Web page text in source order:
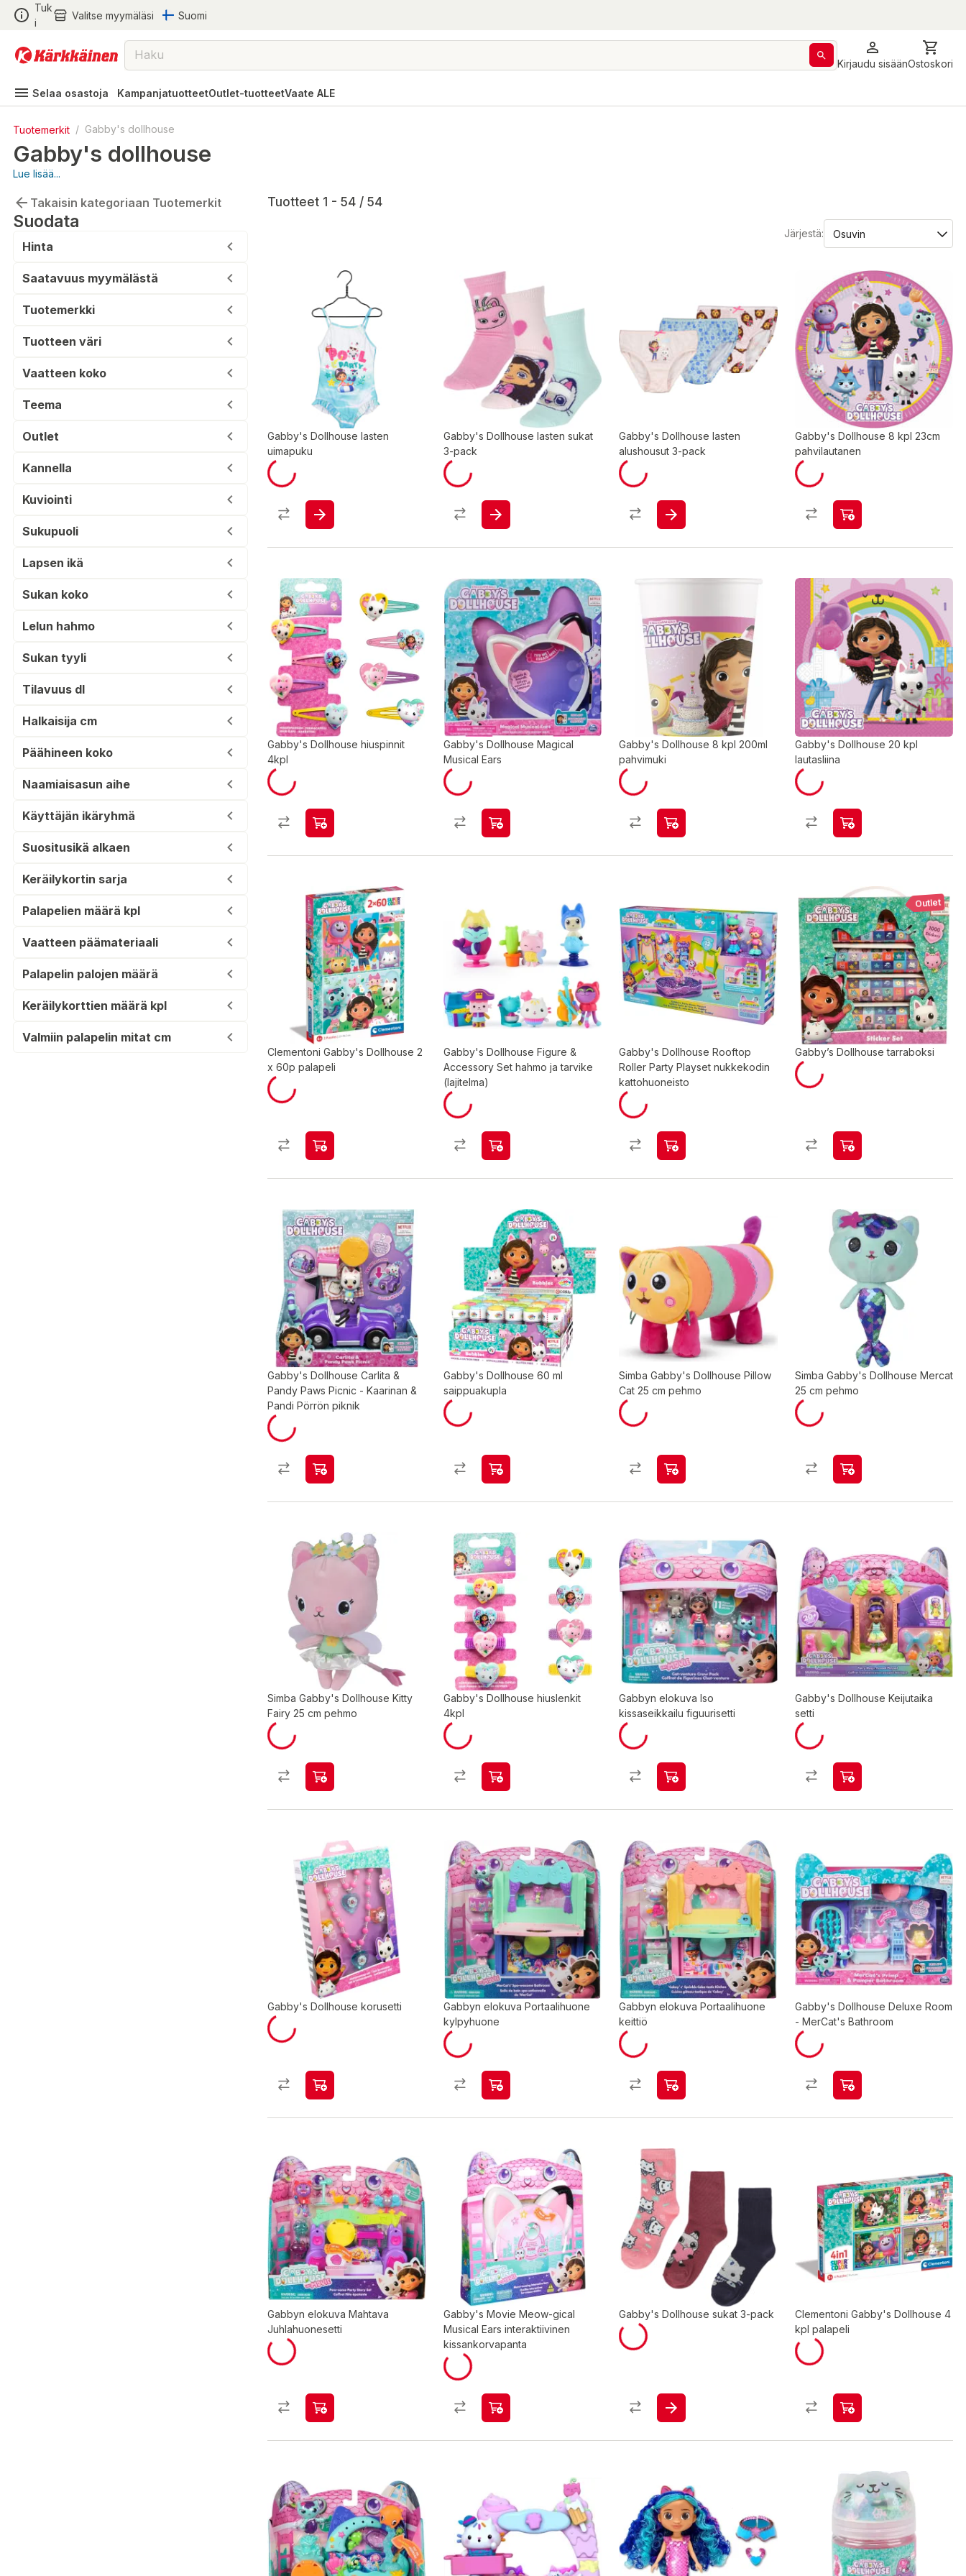
Tuk
i
Valitse myymäläsi Suomi
Kirjaudu sisäänOstoskori
Selaa osastoja KampanjatuotteetOutlet-tuotteetVaate ALE
Tuotemerkit / Gabby's dollhouse
Gabby's dollhouse
Lue lisää...
Takaisin kategoriaan Tuotemerkit
Suodata
Hinta
Saatavuus myymälästä
Tuotemerkki
Tuotteen väri
Vaatteen koko
Teema
Outlet
Kannella
Kuviointi
Sukupuoli
Lapsen ikä
Sukan koko
Lelun hahmo
Sukan tyyli
Tilavuus dl
Halkaisija cm
Päähineen koko
Naamiaisasun aihe
Käyttäjän ikäryhmä
Suositusikä alkaen
Keräilykortin sarja
Palapelien määrä kpl
Vaatteen päämateriaali
Palapelin palojen määrä
Keräilykorttien määrä kpl
Valmiin palapelin mitat cm
Tuotteet 1 - 54 / 54
Järjestä:
Gabby's Dollhouse lasten
uimapuku
Gabby's Dollhouse lasten sukat
3-pack
Gabby's Dollhouse lasten
alushousut 3-pack
Gabby's Dollhouse 8 kpl 23cm
pahvilautanen
Gabby's Dollhouse hiuspinnit
4kpl
Gabby's Dollhouse Magical
Musical Ears
Gabby's Dollhouse 8 kpl 200ml
pahvimuki
Gabby's Dollhouse 20 kpl
lautasliina
Clementoni Gabby's Dollhouse 2
x 60p palapeli
Gabby's Dollhouse Figure &
Accessory Set hahmo ja tarvike
(lajitelma)
Gabby's Dollhouse Rooftop
Roller Party Playset nukkekodin
kattohuoneisto
Outlet
Gabby’s Dollhouse tarraboksi
Gabby's Dollhouse Carlita &
Pandy Paws Picnic - Kaarinan &
Pandi Pörrön piknik
Gabby's Dollhouse 60 ml
saippuakupla
Simba Gabby's Dollhouse Pillow
Cat 25 cm pehmo
Simba Gabby's Dollhouse Mercat
25 cm pehmo
Simba Gabby's Dollhouse Kitty
Fairy 25 cm pehmo
Gabby's Dollhouse hiuslenkit
4kpl
Gabbyn elokuva Iso
kissaseikkailu figuurisetti
Gabby's Dollhouse Keijutaika
setti
Gabby's Dollhouse korusetti
Gabbyn elokuva Portaalihuone
kylpyhuone
Gabbyn elokuva Portaalihuone
keittiö
Gabby's Dollhouse Deluxe Room
- MerCat's Bathroom
Gabbyn elokuva Mahtava
Juhlahuonesetti
Gabby's Movie Meow-gical
Musical Ears interaktiivinen
kissankorvapanta
Gabby's Dollhouse sukat 3-pack
Clementoni Gabby's Dollhouse 4
kpl palapeli